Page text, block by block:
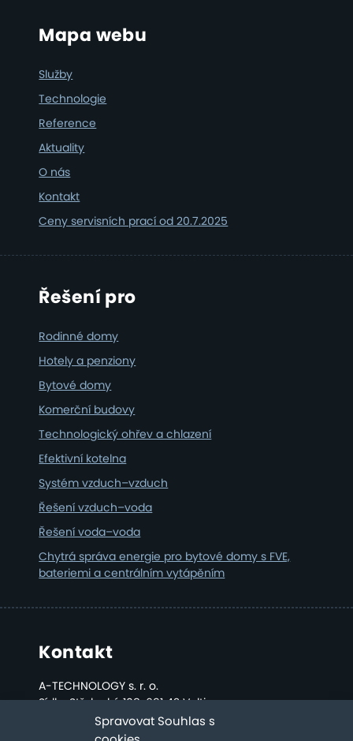
Spravovat Souhlas s
Footer
Mapa webu
Služby
Technologie
Reference
Aktuality
O nás
Kontakt
Ceny servisních prací od 20.7.2025
Řešení pro
Rodinné domy
Hotely a penziony
Bytové domy
Komerční budovy
Technologický ohřev a chlazení
Efektivní kotelna
Systém vzduch–vzduch
Řešení vzduch–voda
Řešení voda–voda
Chytrá správa energie pro bytové domy s FVE,
bateriemi a centrálním vytápěním
Kontakt
A-TECHNOLOGY s. r. o.
Sídlo: Střelecká 108, 691 42 Valtice
Kancelář a sklad: Bratislavská 2808, Břeclav